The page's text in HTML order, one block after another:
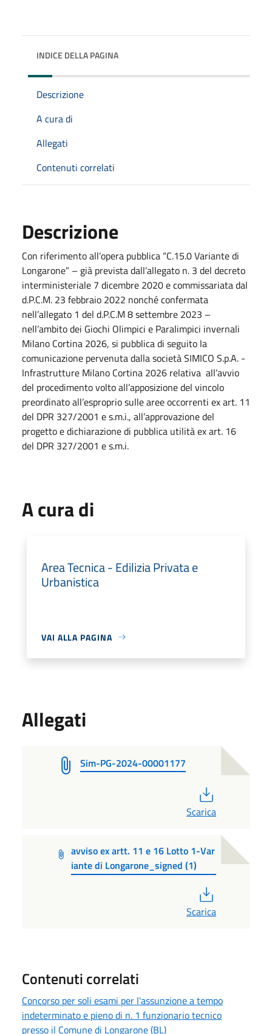
INDICE DELLA PAGINA
Descrizione
A cura di
Allegati
Contenuti correlati
Descrizione
Con riferimento all’opera pubblica “C.15.0 Variante di
Longarone” – già prevista dall’allegato n. 3 del decreto
interministeriale 7 dicembre 2020 e commissariata dal
d.P.C.M. 23 febbraio 2022 nonché confermata
nell’allegato 1 del d.P.C.M 8 settembre 2023 –
nell’ambito dei Giochi Olimpici e Paralimpici invernali
Milano Cortina 2026, si pubblica di seguito la
comunicazione pervenuta dalla società SIMICO S.p.A. -
Infrastrutture Milano Cortina 2026 relativa all’avvio
del procedimento volto all’apposizione del vincolo
preordinato all’esproprio sulle aree occorrenti ex art. 11
del DPR 327/2001 e s.m.i., all’approvazione del
progetto e dichiarazione di pubblica utilità ex art. 16
del DPR 327/2001 e s.m.i.
A cura di
Area Tecnica - Edilizia Privata e
Urbanistica
VAI ALLA PAGINA
Allegati
Sim-PG-2024-00001177
Scarica
avviso ex artt. 11 e 16 Lotto 1-Var
iante di Longarone_signed (1)
Scarica
Contenuti correlati
Concorso per soli esami per l'assunzione a tempo
indeterminato e pieno di n. 1 funzionario tecnico
presso il Comune di Longarone (BL)